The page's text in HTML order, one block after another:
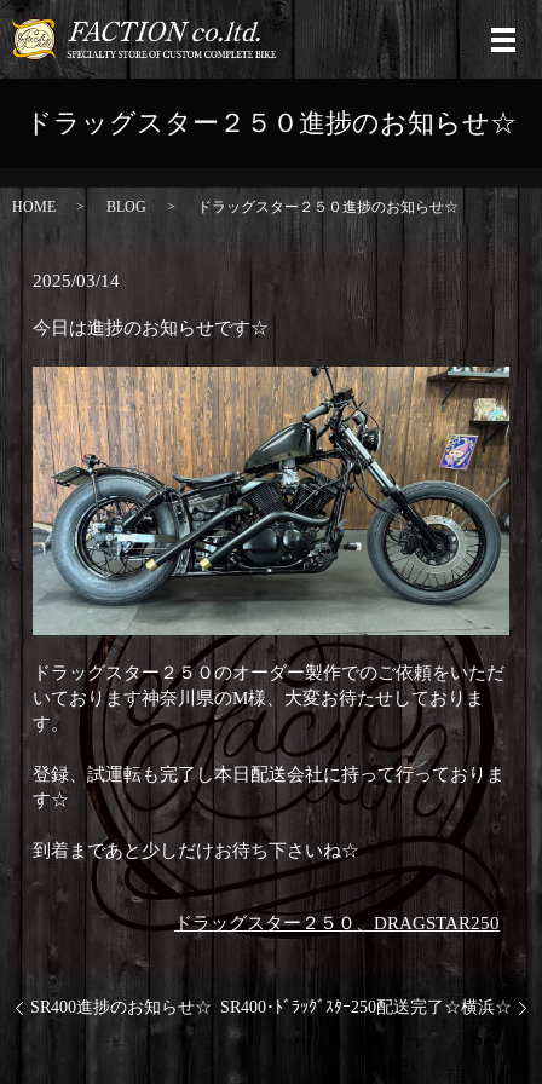
ドラッグスター２５０進捗のお知らせ☆
HOME BLOG ドラッグスター２５０進捗のお知らせ☆
2025/03/14
今日は進捗のお知らせです☆
ドラッグスター２５０のオーダー製作でのご依頼をいただ
いております神奈川県のM様、大変お待たせしておりま
す。
登録、試運転も完了し本日配送会社に持って行っておりま
す☆
到着まであと少しだけお待ち下さいね☆
ドラッグスター２５０、DRAGSTAR250
SR400進捗のお知らせ☆ SR400･ﾄﾞﾗｯｸﾞｽﾀｰ250配送完了☆横浜☆